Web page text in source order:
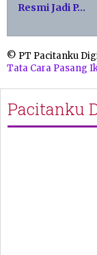
Resmi Jadi P…
© PT Pacitanku
Tata Cara Pasang
Pacitanku